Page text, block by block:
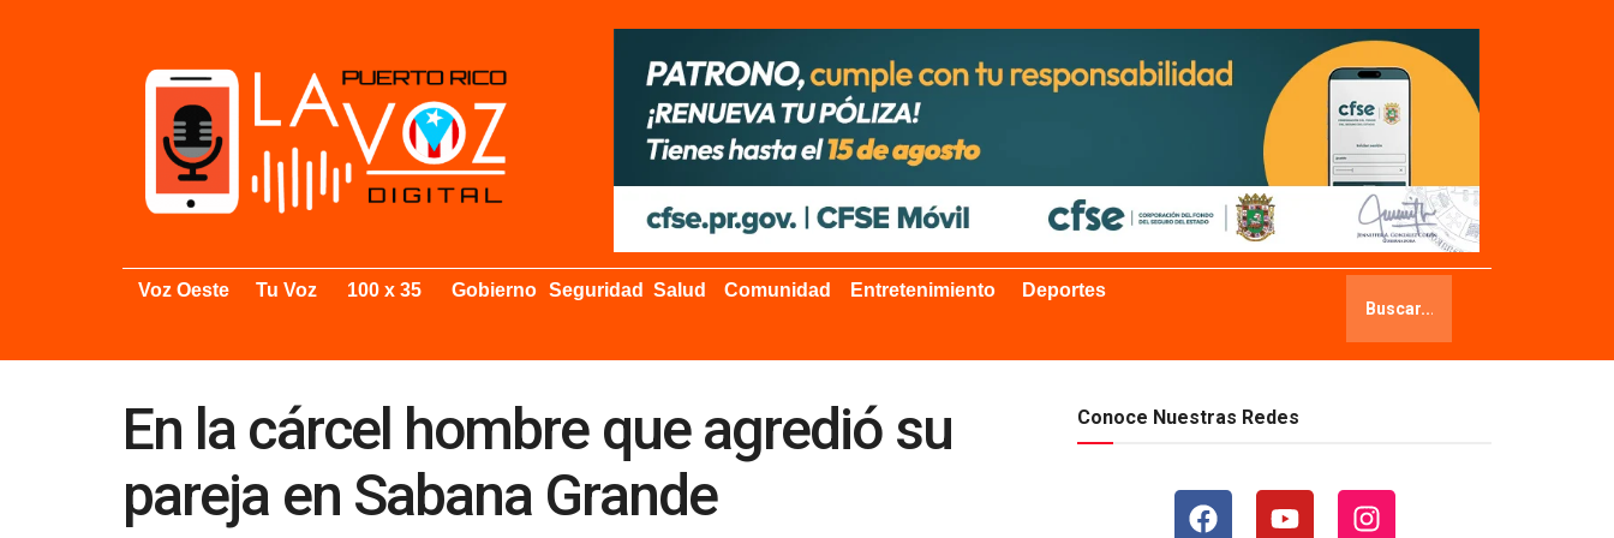
Voz Oeste Tu Voz 100 x 35 Gobierno Seguridad Salud Comunidad Entretenimiento Deportes
En la cárcel hombre que agredió su
pareja en Sabana Grande
Conoce Nuestras Redes